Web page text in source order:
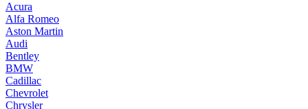
Acura
Alfa Romeo
Aston Martin
Audi
Bentley
BMW
Cadillac
Chevrolet
Chrysler